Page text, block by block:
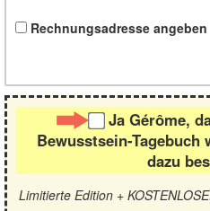
Rechnungsadresse angeben
Ja Gérôme,
Bewusstsein-
dazu
Limitierte Edition +